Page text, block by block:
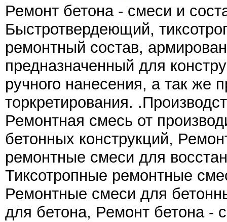
Ремонт бетона - смеси и
Быстротвердеющий,
ремонтный состав,
предназначенный для
ручного нанесения, а так же
торкретирования.
Ремонтная смесь от
бетонных конструкций,
ремонтные смеси для
Тиксотропные ремонтные
Ремонтные смеси для
для бетона, Ремонт бетона -